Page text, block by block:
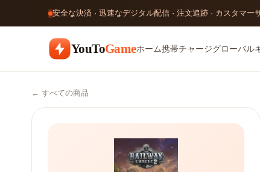
安全な決済 · 迅速なデジタル配信 · 注文追跡 · カスタマー
YouToGameホーム携帯チャージグローバル
← すべての商品